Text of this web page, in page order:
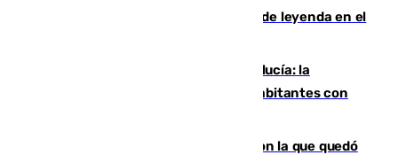
La familia Hernangómez: un legado de leyenda en el
Nuevo récord de población en Andalucía: la
comunidad supera los 8,7 millones de habitantes con
Agrede sexualmente a una mujer con la que quedó